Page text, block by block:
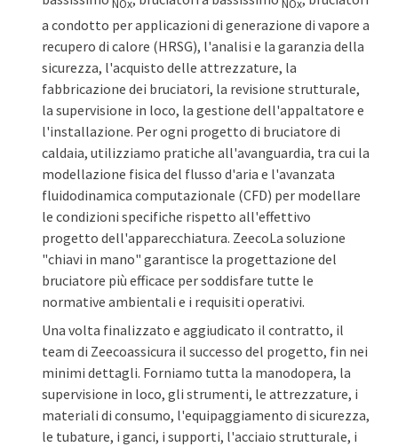
NOx NOx
a condotto per applicazioni di generazione di vapore a
recupero di calore (HRSG), l'analisi e la garanzia della
sicurezza, l'acquisto delle attrezzature, la
fabbricazione dei bruciatori, la revisione strutturale,
la supervisione in loco, la gestione dell'appaltatore e
l'installazione. Per ogni progetto di bruciatore di
caldaia, utilizziamo pratiche all'avanguardia, tra cui la
modellazione fisica del flusso d'aria e l'avanzata
fluidodinamica computazionale (CFD) per modellare
le condizioni specifiche rispetto all'effettivo
progetto dell'apparecchiatura. ZeecoLa soluzione
"chiavi in mano" garantisce la progettazione del
bruciatore più efficace per soddisfare tutte le
normative ambientali e i requisiti operativi.
Una volta finalizzato e aggiudicato il contratto, il
team di Zeecoassicura il successo del progetto, fin nei
minimi dettagli. Forniamo tutta la manodopera, la
supervisione in loco, gli strumenti, le attrezzature, i
materiali di consumo, l'equipaggiamento di sicurezza,
le tubature, i ganci, i supporti, l'acciaio strutturale, i